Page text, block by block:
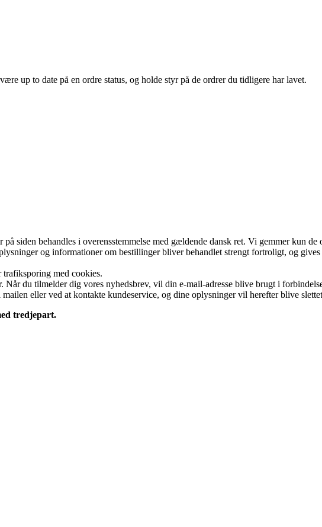
up to date på en ordre status, og holde styr på de ordrer du tidligere har lavet.
siden behandles i overensstemmelse med gældende dansk ret. Vi gemmer kun
og informationer om bestillinger bliver behandlet strengt fortroligt, og
med cookies.
du tilmelder dig vores nyhedsbrev, vil din e-mail-adresse blive brugt i
eller ved at kontakte kundeservice, og dine oplysninger vil herefter blive
tredjepart.